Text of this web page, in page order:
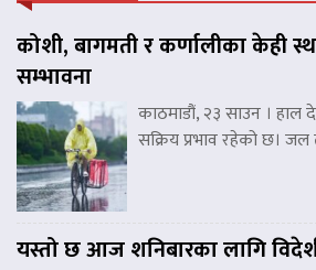
कोशी, बागमती र कर्णालीका केही
सम्भावना
काठमाडौं, २३ साउन ।
सक्रिय प्रभाव रहेको छ।
यस्तो छ आज शनिबारका लागि